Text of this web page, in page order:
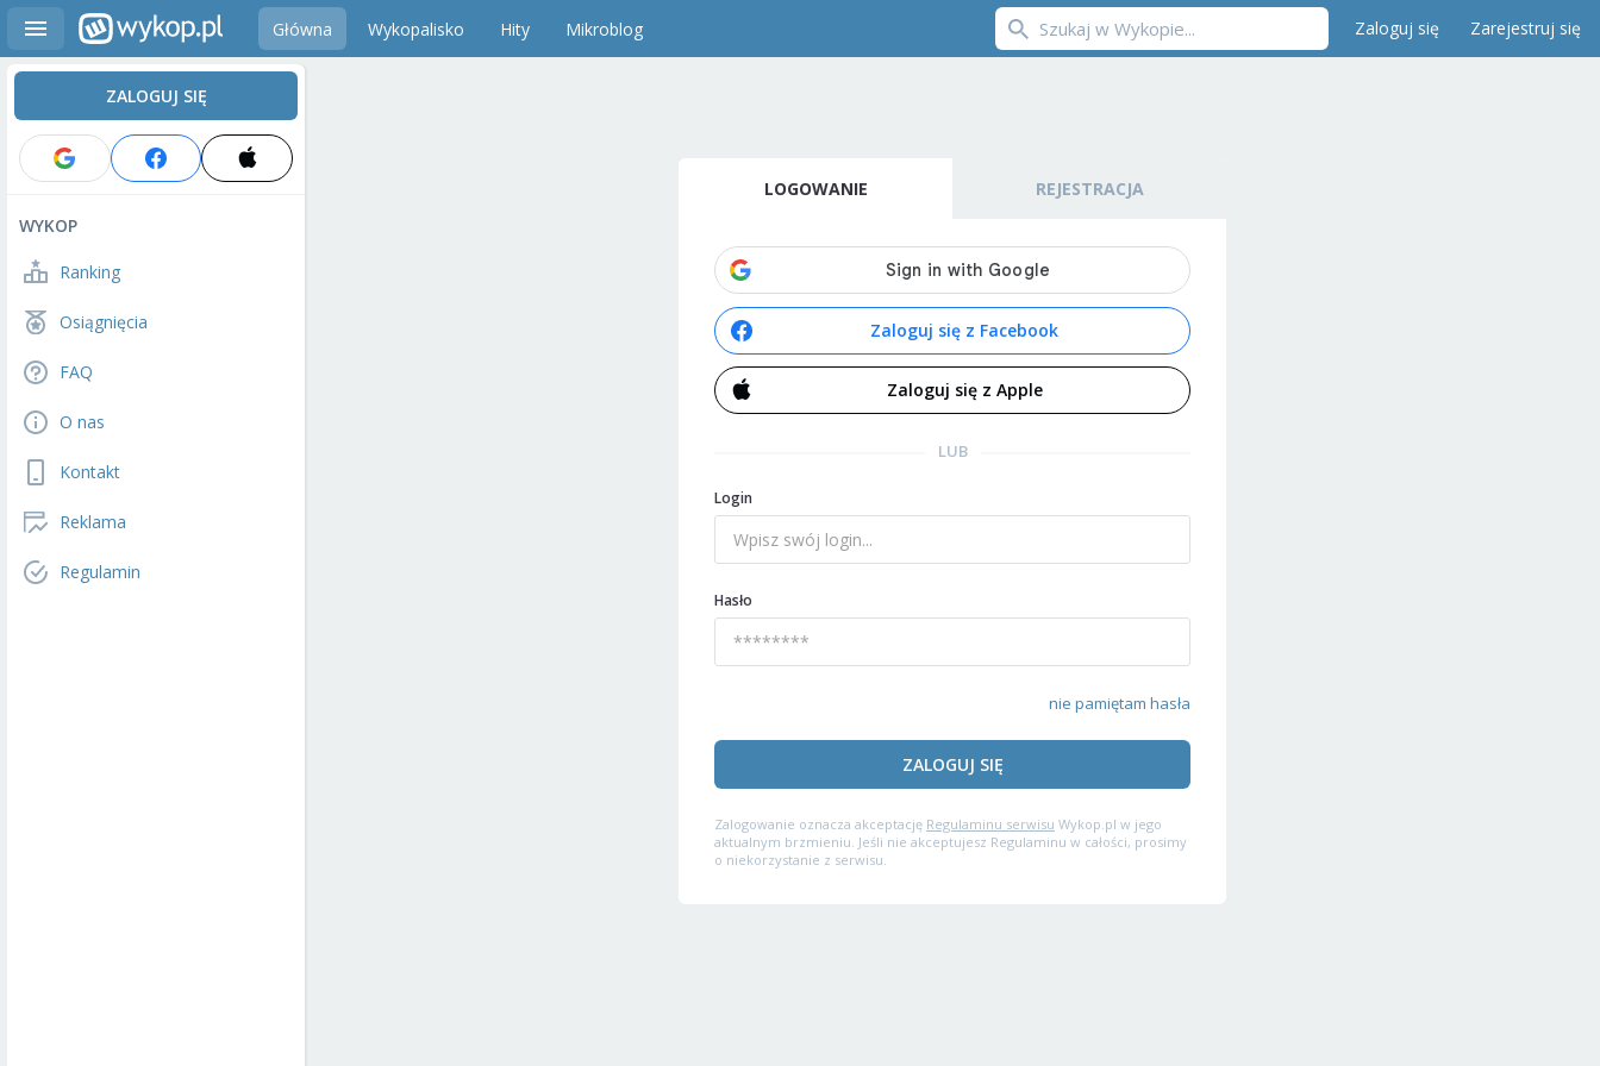
Główna Wykopalisko Hity Mikroblog Zaloguj się Zarejestruj się
ZALOGUJ SIĘ
WYKOP
Ranking
Osiągnięcia
FAQ
O nas
Kontakt
Reklama
Regulamin
LOGOWANIE REJESTRACJA
Zaloguj się z Facebook
Zaloguj się z Apple
LUB
Login
Hasło
nie pamiętam hasła
ZALOGUJ SIĘ
Zalogowanie oznacza akceptację Regulaminu serwisu Wykop.pl w jego
aktualnym brzmieniu. Jeśli nie akceptujesz Regulaminu w całości, prosimy
o niekorzystanie z serwisu.